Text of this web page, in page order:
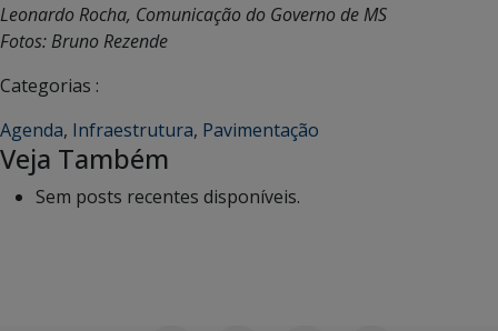
Leonardo Rocha, Comunicação do Governo de MS
Fotos: Bruno Rezende
Categorias :
Agenda, Infraestrutura, Pavimentação
Veja Também
Sem posts recentes disponíveis.